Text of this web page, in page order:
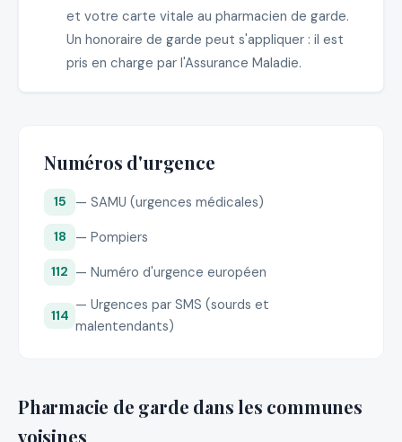
et votre carte vitale au pharmacien de garde.
Un honoraire de garde peut s'appliquer : il est
pris en charge par l'Assurance Maladie.
Numéros d'urgence
15 — SAMU (urgences médicales)
18 — Pompiers
112 — Numéro d'urgence européen
114
— Urgences par SMS (sourds et
malentendants)
Pharmacie de garde dans les communes
voisines